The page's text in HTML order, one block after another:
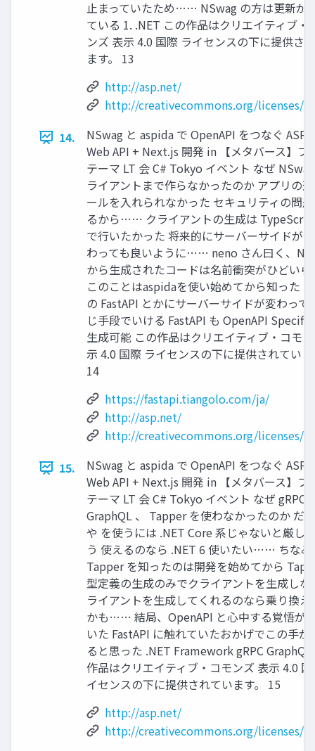
止まっていたため…… NSwag の方は更新が
ている 1. .NET この作品はクリエイティブ・
ンズ 表示 4.0 国際 ライセンスの下に提供さ
ます。 13
http://asp.net/
http://creativecommons.org/licenses/
14.
NSwag と aspida で OpenAPI をつなぐ
Web API + Next.js 開発 in 【メタバース】フ
テーマ LT 会 C# Tokyo イベント なぜ
ライアントまで作らなかったのか アプリの
ールを入れられなかった セキュリティの問
るから…… クライアントの生成は
で行いたかった 将来的にサーバーサイドが
わっても良いように…… neno さん曰く、
から生成されたコードは名前衝突がひどいら
このことはaspidaを使い始めてから知った
の FastAPI とかにサーバーサイドが変わって
じ手段でいける FastAPI も OpenAPI
生成可能 この作品はクリエイティブ・コモ
示 4.0 国際 ライセンスの下に提供されてい
14
https://fastapi.tiangolo.com/ja/
http://asp.net/
http://creativecommons.org/licenses/
15.
NSwag と aspida で OpenAPI をつなぐ
Web API + Next.js 開発 in 【メタバース】フ
テーマ LT 会 C# Tokyo イベント なぜ gRPC
GraphQL 、 Tapper を使わなかったのか だ
や を使うには .NET Core 系じゃないと厳し
う 使えるのなら .NET 6 使いたい…… ちなみ
Tapper を知ったのは開発を始めてから
型定義の生成のみでクライアントを生成しな
ライアントを生成してくれるのなら乗り換え
かも…… 結局、OpenAPI と心中する覚悟が
いた FastAPI に触れていたおかげでこの手が
ると思った .NET Framework gRPC
作品はクリエイティブ・コモンズ 表示 4.0
イセンスの下に提供されています。 15
http://asp.net/
http://creativecommons.org/licenses/